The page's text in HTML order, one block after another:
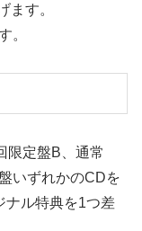
ます。
。
限定盤B、通常
いずれかのCDを
ナル特典を1つ差